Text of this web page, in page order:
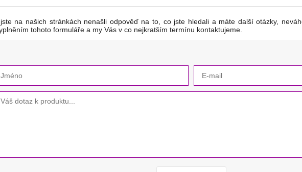
na našich stránkách nenašli odpověď na to, co jste hledali a máte další otázky,
tohoto formuláře a my Vás v co nejkratším termínu kontaktujeme.